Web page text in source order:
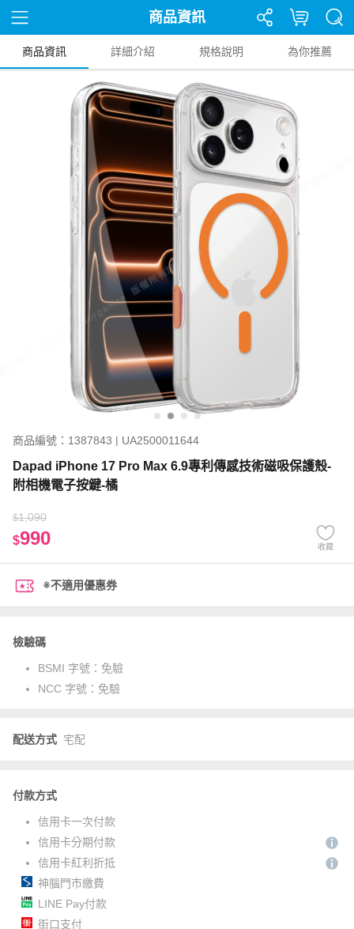
商品資訊
商品資訊 詳細介紹 規格說明 為你推薦
商品編號：1387843 | UA2500011644
Dapad iPhone 17 Pro Max 6.9專利傳感技術磁吸保護殼-
附相機電子按鍵-橘
$1,090
$990 收藏
※不適用優惠券
檢驗碼
BSMI 字號： 免驗
NCC 字號： 免驗
配送方式 宅配
付款方式
信用卡一次付款
信用卡分期付款
信用卡紅利折抵
神腦門市繳費
LINE Pay付款
街口支付